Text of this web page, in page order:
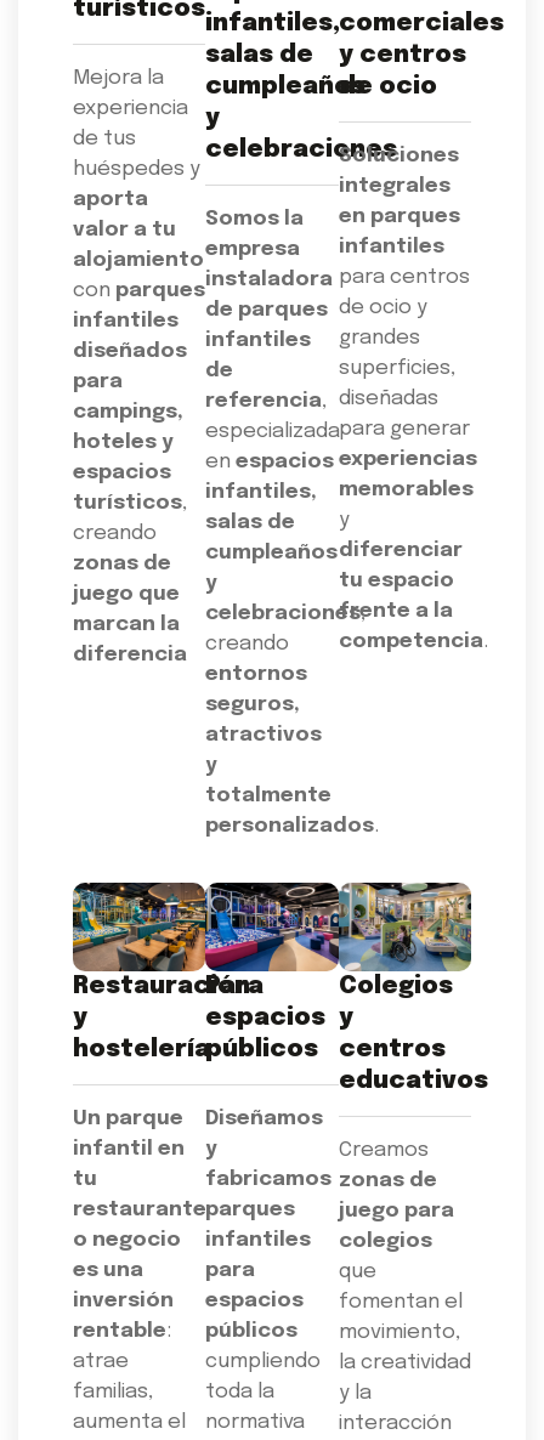
turísticos
Mejora la
experiencia
de tus
huéspedes y
aporta
valor a tu
alojamiento
con parques
infantiles
diseñados
para
campings,
hoteles y
espacios
turísticos,
creando
zonas de
juego que
marcan la
diferencia
infantiles,
salas de
cumpleaños
y
celebraciones
Somos la
empresa
instaladora
de parques
infantiles
de
referencia,
especializada
enespacios
infantiles,
salas de
cumpleaños
y
celebraciones,
creando
entornos
seguros,
atractivos
y
totalmente
personalizados.
comerciales
y centros
de ocio
Soluciones
integrales
en parques
infantiles
para centros
de ocio y
grandes
superficies,
diseñadas
para generar
experiencias
memorables
y
diferenciar
tu espacio
frente a la
competencia.
Restauración
y
hostelería
Un parque
infantil en
tu
restaurante
o negocio
es una
inversión
rentable:
atrae
familias,
aumenta el
Para
espacios
públicos
Diseñamos
y
fabricamos
parques
infantiles
para
espacios
públicos
cumpliendo
toda la
normativa
Colegios
y
centros
educativos
Creamos
zonas de
juego para
colegios
que
fomentan el
movimiento,
la creatividad
y la
interacción